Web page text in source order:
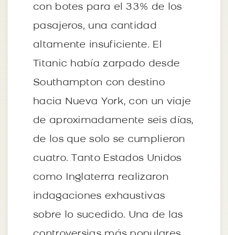
con botes para el 33% de los
pasajeros, una cantidad
altamente insuficiente. El
Titanic había zarpado desde
Southampton con destino
hacia Nueva York, con un viaje
de aproximadamente seis días,
de los que solo se cumplieron
cuatro. Tanto Estados Unidos
como Inglaterra realizaron
indagaciones exhaustivas
sobre lo sucedido. Una de las